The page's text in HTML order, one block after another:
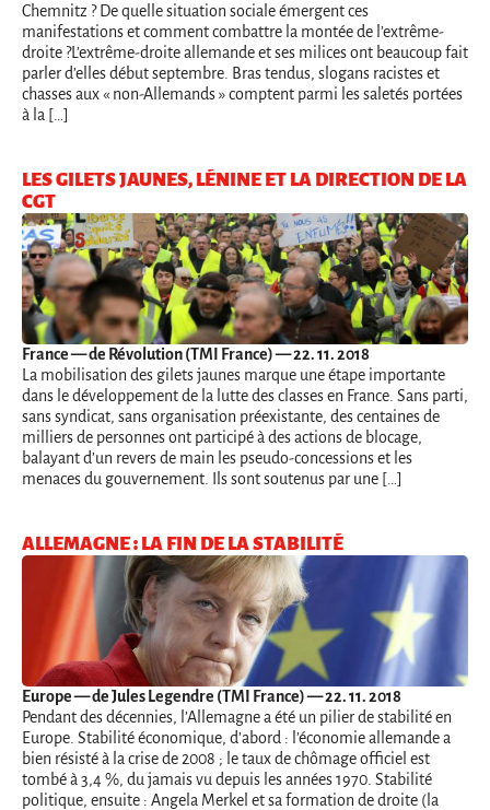
Chemnitz ? De quelle situation sociale émergent ces
manifestations et comment combattre la montée de l’extrême-
droite ?L’extrême-droite allemande et ses milices ont beaucoup fait
parler d’elles début septembre. Bras tendus, slogans racistes et
chasses aux « non-Allemands » comptent parmi les saletés portées
à la […]
LES GILETS JAUNES, LÉNINE ET LA DIRECTION DE LA
CGT
France— de Révolution (TMI France) — 22. 11. 2018
La mobilisation des gilets jaunes marque une étape importante
dans le développement de la lutte des classes en France. Sans parti,
sans syndicat, sans organisation préexistante, des centaines de
milliers de personnes ont participé à des actions de blocage,
balayant d’un revers de main les pseudo-concessions et les
menaces du gouvernement. Ils sont soutenus par une […]
ALLEMAGNE : LA FIN DE LA STABILITÉ
Europe— de Jules Legendre (TMI France) — 22. 11. 2018
Pendant des décennies, l’Allemagne a été un pilier de stabilité en
Europe. Stabilité économique, d’abord : l’économie allemande a
bien résisté à la crise de 2008 ; le taux de chômage officiel est
tombé à 3,4 %, du jamais vu depuis les années 1970. Stabilité
politique, ensuite : Angela Merkel et sa formation de droite (la